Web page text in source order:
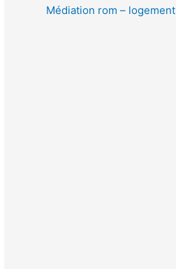
Médiation rom – logement